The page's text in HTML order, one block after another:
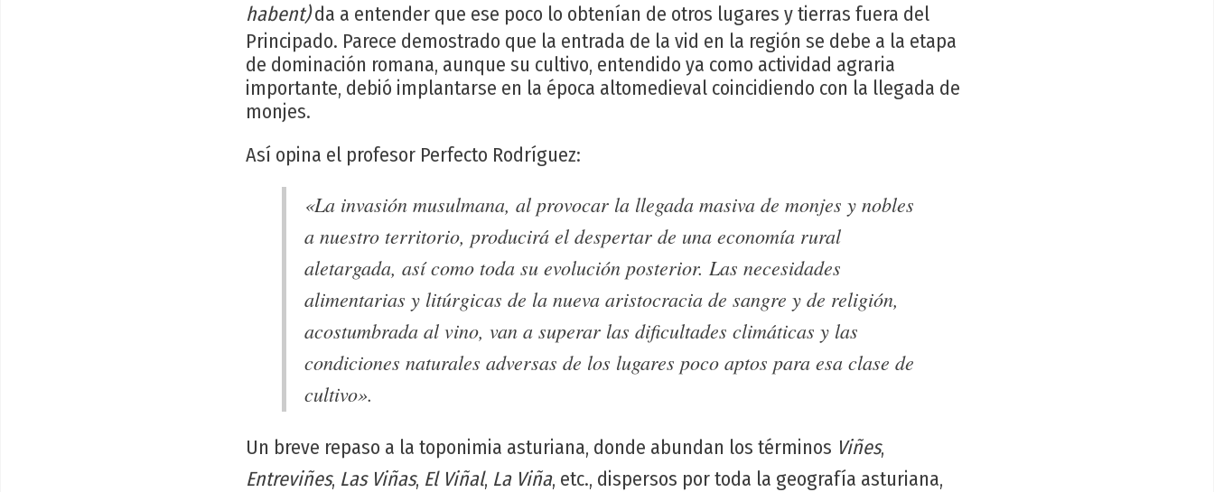
habent)da a entender que ese poco lo obtenían de otros lugares y tierras fuera del
Principado. Parece demostrado que la entrada de la vid en la región se debe a la etapa
de dominación romana, aunque su cultivo, entendido ya como actividad agraria
importante, debió implantarse en la época altomedieval coincidiendo con la llegada de
monjes.
Así opina el profesor Perfecto Rodríguez:
«La invasión musulmana, al provocar la llegada masiva de monjes y nobles
a nuestro territorio, producirá el despertar de una economía rural
aletargada, así como toda su evolución posterior. Las necesidades
alimentarias y litúrgicas de la nueva aristocracia de sangre y de religión,
acostumbrada al vino, van a superar las dificultades climáticas y las
condiciones naturales adversas de los lugares poco aptos para esa clase de
cultivo».
Un breve repaso a la toponimia asturiana, donde abundan los términos Viñes,
Entreviñes, Las Viñas, El Viñal, La Viña, etc., dispersos por toda la geografía asturiana,